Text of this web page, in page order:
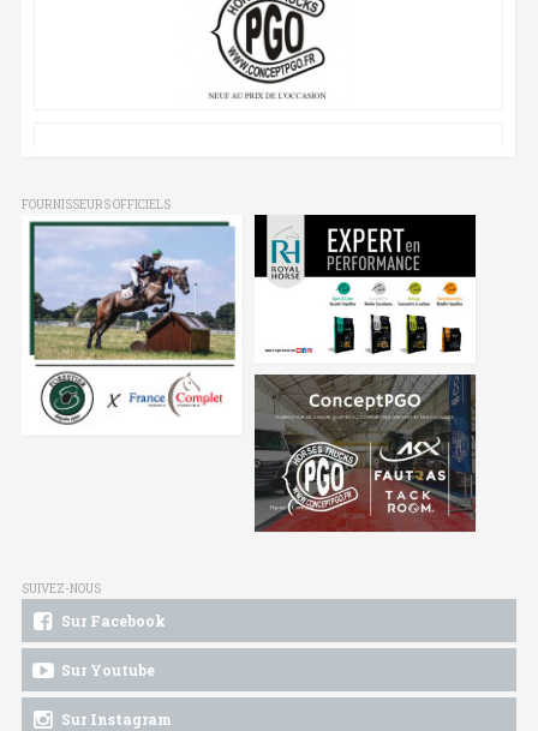
FOURNISSEURS OFFICIELS
SUIVEZ-NOUS
Sur Facebook
Sur Youtube
Sur Instagram